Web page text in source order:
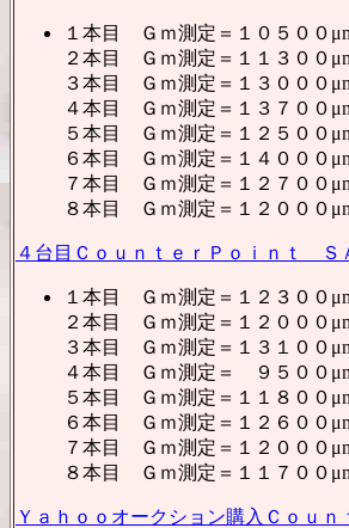
１本目 Ｇｍ測定＝１０５００
２本目 Ｇｍ測定＝１１３００
３本目 Ｇｍ測定＝１３０００
４本目 Ｇｍ測定＝１３７００
５本目 Ｇｍ測定＝１２５００
６本目 Ｇｍ測定＝１４０００
７本目 Ｇｍ測定＝１２７００
８本目 Ｇｍ測定＝１２０００
４台目ＣｏｕｎｔｅｒＰｏｉｎｔ Ｓ
１本目 Ｇｍ測定＝１２３００
２本目 Ｇｍ測定＝１２０００
３本目 Ｇｍ測定＝１３１００
４本目 Ｇｍ測定＝ ９５００
５本目 Ｇｍ測定＝１１８００
６本目 Ｇｍ測定＝１２６００
７本目 Ｇｍ測定＝１２０００
８本目 Ｇｍ測定＝１１７００
Ｙａｈｏｏオークション購入Ｃｏｕ